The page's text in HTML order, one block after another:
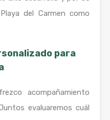
del Carmen como
para
acompañamiento
evaluaremos cuál